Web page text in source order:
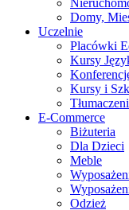
Domy,
Uczelnie
Placówki
Kursy
Kursy i
E-Commerce
Biżuteria
Dla Dzieci
Meble
Odzież